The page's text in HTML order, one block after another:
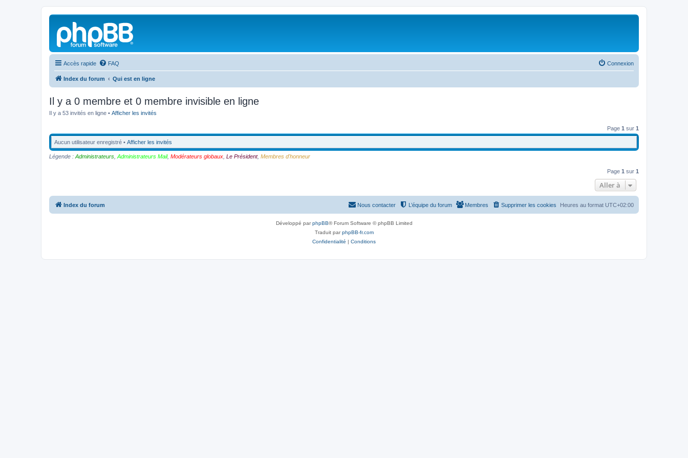
Accès rapide FAQ Connexion
Index du forum Qui est en ligne
Il y a 0 membre et 0 membre invisible en ligne
Il y a 53 invités en ligne • Afficher les invités
Page 1 sur 1
Aucun utilisateur enregistré • Afficher les invités
Légende : Administrateurs Administrateurs Mail, Modérateurs globaux Le Président, Membres d'honneur
Page 1 sur 1
Aller à
Index du forum Heures au format UTC+02:00
Supprimer les cookies
Membres
L’équipe du forum
Nous contacter
Développé parphpBB® Forum Software © phpBB Limited
Traduit parphpBB-fr.com
Confidentialité | Conditions